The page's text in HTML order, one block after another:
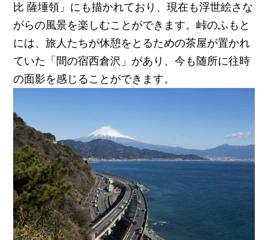
比 薩埵領」にも描かれており、現在も浮世絵さな
がらの風景を楽しむことができます。峠のふもと
には、旅人たちが休憩をとるための茶屋が置かれ
ていた「間の宿西倉沢」があり、今も随所に往時
の面影を感じることができます。